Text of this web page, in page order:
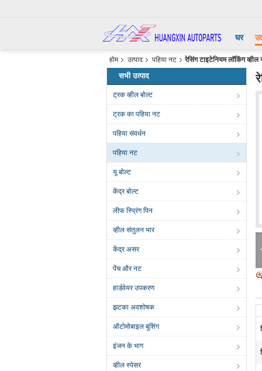
घर
होम उत्पाद पहिया नट रेसिंग टाइटेनियम लॉकिंग
सभी उत्पाद
ट्रक व्हील बोल्ट
ट्रक का पहिया नट
पहिया संवर्धन
पहिया नट
यू बोल्ट
केंद्र बोल्ट
लीफ स्प्रिंग पिन
व्हील संतुलन भार
केंद्र असर
पेंच और नट
हार्डवेयर उपकरण
झटका अवशोषक
ऑटोमोबाइल बुशिंग
इंजन के भाग
व्हील स्पेसर